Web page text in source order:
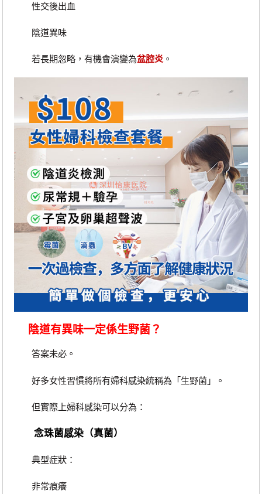
性交後出血
陰道異味
若長期忽略，有機會演變為盆腔炎。
陰道有異味一定係生野菌？
答案未必。
好多女性習慣將所有婦科感染統稱為「生野菌」。
但實際上婦科感染可以分為：
念珠菌感染（真菌）
典型症狀：
非常痕癢